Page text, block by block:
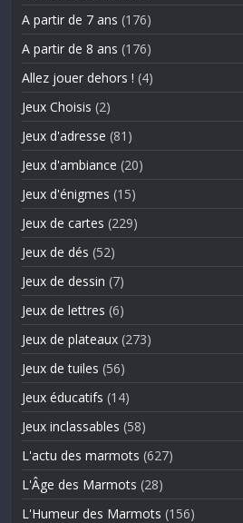
A partir de 7 ans (176)
A partir de 8 ans (176)
Allez jouer dehors ! (4)
Jeux Choisis (2)
Jeux d'adresse (81)
Jeux d'ambiance (20)
Jeux d'énigmes (15)
Jeux de cartes (229)
Jeux de dés (52)
Jeux de dessin (7)
Jeux de lettres (6)
Jeux de plateaux (273)
Jeux de tuiles (56)
Jeux éducatifs (14)
Jeux inclassables (58)
L'actu des marmots (627)
L'Âge des Marmots (28)
L'Humeur des Marmots (156)